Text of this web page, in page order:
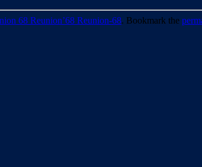
68 Reunion’68 Reunion-68. Bookmark the